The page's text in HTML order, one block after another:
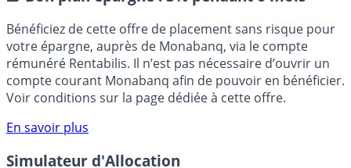
🎁 Bon plan épargne : 3% pendant 6 mois
Bénéficiez de cette offre de placement sans risque pour
votre épargne, auprès de Monabanq, via le compte
rémunéré Rentabilis. Il n’est pas nécessaire d’ouvrir un
Voir conditions sur la page dédiée à cette offre.
En savoir plus